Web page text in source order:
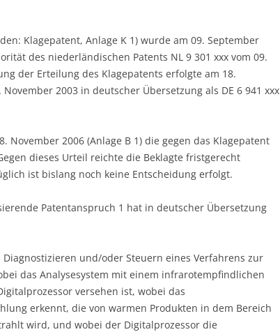
Klagepatent, Anlage K 1) wurde am 09. September
des niederländischen Patents NL 9 301 xxx vom 09.
der Erteilung des Klagepatents erfolgte am 18.
2003 in deutscher Übersetzung als DE 6 941 xxx
2006 (Anlage B 1) die gegen das Klagepatent
dieses Urteil reichte die Beklagte fristgerecht
ist bislang noch keine Entscheidung erfolgt.
Patentanspruch 1 hat in deutscher Übersetzung
und/oder Steuern eines Verfahrens zur
das Analysesystem mit einem infrarotempfindlichen
versehen ist, wobei das
erkennt, die von warmen Produkten in dem Bereich
wird, und wobei der Digitalprozessor die